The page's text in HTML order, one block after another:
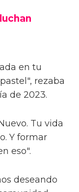
en tu
rezaba
de 2023.
Tu vida
Y formar
eso".
deseando